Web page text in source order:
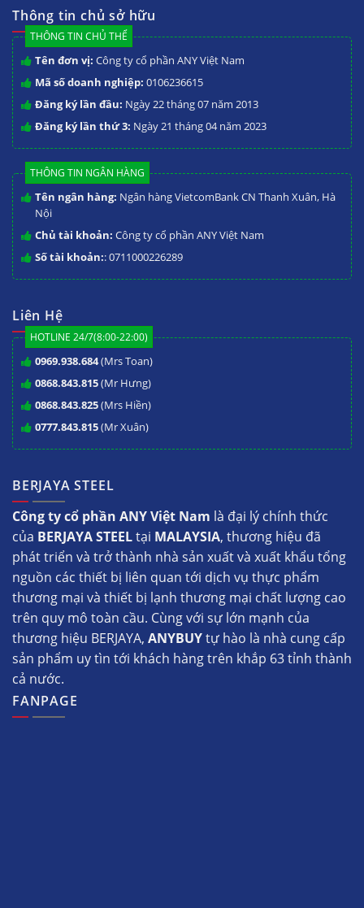
Thông tin chủ sở hữu
THÔNG TIN CHỦ THỂ
Tên đơn vị: Công ty cổ phần ANY Việt Nam
Mã số doanh nghiệp: 0106236615
Đăng ký lần đầu: Ngày 22 tháng 07 năm 2013
Đăng ký lần thứ 3: Ngày 21 tháng 04 năm 2023
THÔNG TIN NGÂN HÀNG
Tên ngân hàng: Ngân hàng VietcomBank CN Thanh Xuân, Hà
Nội
Chủ tài khoản: Công ty cổ phần ANY Việt Nam
Số tài khoản:: 0711000226289
Liên Hệ
HOTLINE 24/7(8:00-22:00)
0969.938.684(Mrs Toan)
0868.843.815(Mr Hưng)
0868.843.825(Mrs Hiền)
0777.843.815(Mr Xuân)
BERJAYA STEEL
Công ty cổ phần ANY Việt Nam là đại lý chính thức
của BERJAYA STEELtại MALAYSIA, thương hiệu đã
phát triển và trở thành nhà sản xuất và xuất khẩu tổng
nguồn các thiết bị liên quan tới dịch vụ thực phẩm
thương mại và thiết bị lạnh thương mại chất lượng cao
trên quy mô toàn cầu. Cùng với sự lớn mạnh của
thương hiệu BERJAYA, ANYBUYtự hào là nhà cung cấp
sản phẩm uy tìn tới khách hàng trên khắp 63 tỉnh thành
cả nước.
FANPAGE